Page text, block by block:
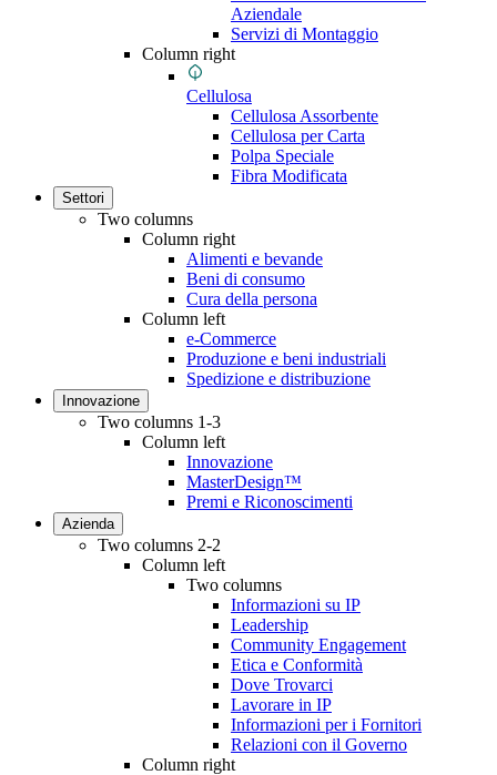
Aziendale
Servizi di Montaggio
Column right
Cellulosa
Cellulosa Assorbente
Cellulosa per Carta
Polpa Speciale
Fibra Modificata
Settori
Two columns
Column right
Alimenti e bevande
Beni di consumo
Cura della persona
Column left
e-Commerce
Produzione e beni industriali
Spedizione e distribuzione
Innovazione
Two columns 1-3
Column left
Innovazione
MasterDesign™
Premi e Riconoscimenti
Azienda
Two columns 2-2
Column left
Two columns
Informazioni su IP
Leadership
Community Engagement
Etica e Conformità
Dove Trovarci
Lavorare in IP
Informazioni per i Fornitori
Relazioni con il Governo
Column right